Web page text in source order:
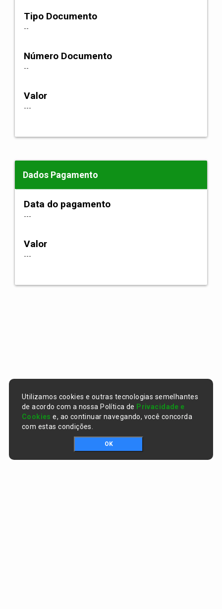
Tipo Documento
--
Número Documento
--
Valor
---
Dados Pagamento
Data do pagamento
---
Valor
---
Utilizamos cookies e outras tecnologias semelhantes
de acordo com a nossa Política de Privacidade e
Cookies e, ao continuar navegando, você concorda
com estas condições.
OK